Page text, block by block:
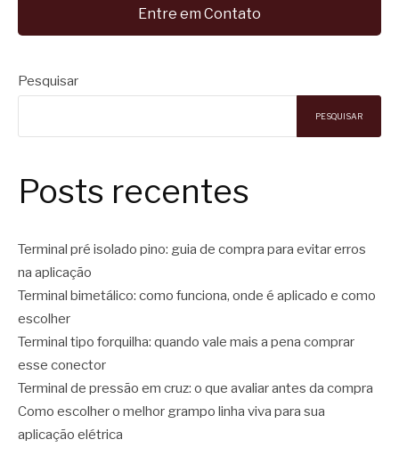
Entre em Contato
Pesquisar
PESQUISAR
Posts recentes
Terminal pré isolado pino: guia de compra para evitar erros
na aplicação
Terminal bimetálico: como funciona, onde é aplicado e como
escolher
Terminal tipo forquilha: quando vale mais a pena comprar
esse conector
Terminal de pressão em cruz: o que avaliar antes da compra
Como escolher o melhor grampo linha viva para sua
aplicação elétrica